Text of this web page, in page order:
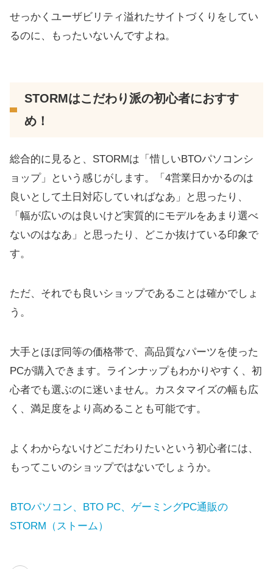
せっかくユーザビリティ溢れたサイトづくりをしてい
るのに、もったいないんですよね。
STORMはこだわり派の初心者におすす
め！
総合的に見ると、STORMは「惜しいBTOパソコンシ
ョップ」という感じがします。「4営業日かかるのは
良いとして土日対応していればなあ」と思ったり、
「幅が広いのは良いけど実質的にモデルをあまり選べ
ないのはなあ」と思ったり、どこか抜けている印象で
す。
ただ、それでも良いショップであることは確かでしょ
う。
大手とほぼ同等の価格帯で、高品質なパーツを使った
PCが購入できます。ラインナップもわかりやすく、初
心者でも選ぶのに迷いません。カスタマイズの幅も広
く、満足度をより高めることも可能です。
よくわからないけどこだわりたいという初心者には、
もってこいのショップではないでしょうか。
BTOパソコン、BTO PC、ゲーミングPC通販の
STORM（ストーム）